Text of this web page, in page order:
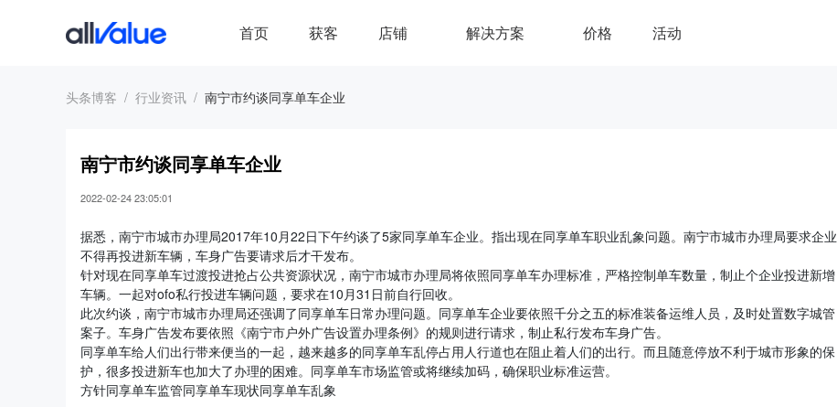
首页 获客 店铺 解决方案 价格 活动
头条博客 行业资讯 南宁市约谈同享单车企业
南宁市约谈同享单车企业
2022-02-24 23:05:01
据悉，南宁市城市办理局2017年10月22日下午约谈了5家同享单车企业。指出现在同享单车职业乱象问题。南宁市城市办理局要求企业
不得再投进新车辆，车身广告要请求后才干发布。
针对现在同享单车过渡投进抢占公共资源状况，南宁市城市办理局将依照同享单车办理标准，严格控制单车数量，制止个企业投进新增
车辆。一起对ofo私行投进车辆问题，要求在10月31日前自行回收。
此次约谈，南宁市城市办理局还强调了同享单车日常办理问题。同享单车企业要依照千分之五的标准装备运维人员，及时处置数字城管
案子。车身广告发布要依照《南宁市户外广告设置办理条例》的规则进行请求，制止私行发布车身广告。
同享单车给人们出行带来便当的一起，越来越多的同享单车乱停占用人行道也在阻止着人们的出行。而且随意停放不利于城市形象的保
护，很多投进新车也加大了办理的困难。同享单车市场监管或将继续加码，确保职业标准运营。
方针同享单车监管同享单车现状同享单车乱象